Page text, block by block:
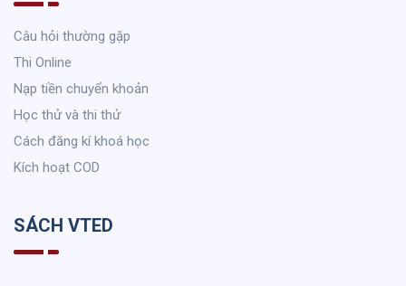
Câu hỏi thường gặp
Thi Online
Nạp tiền chuyển khoản
Học thử và thi thử
Cách đăng kí khoá học
Kích hoạt COD
SÁCH VTED